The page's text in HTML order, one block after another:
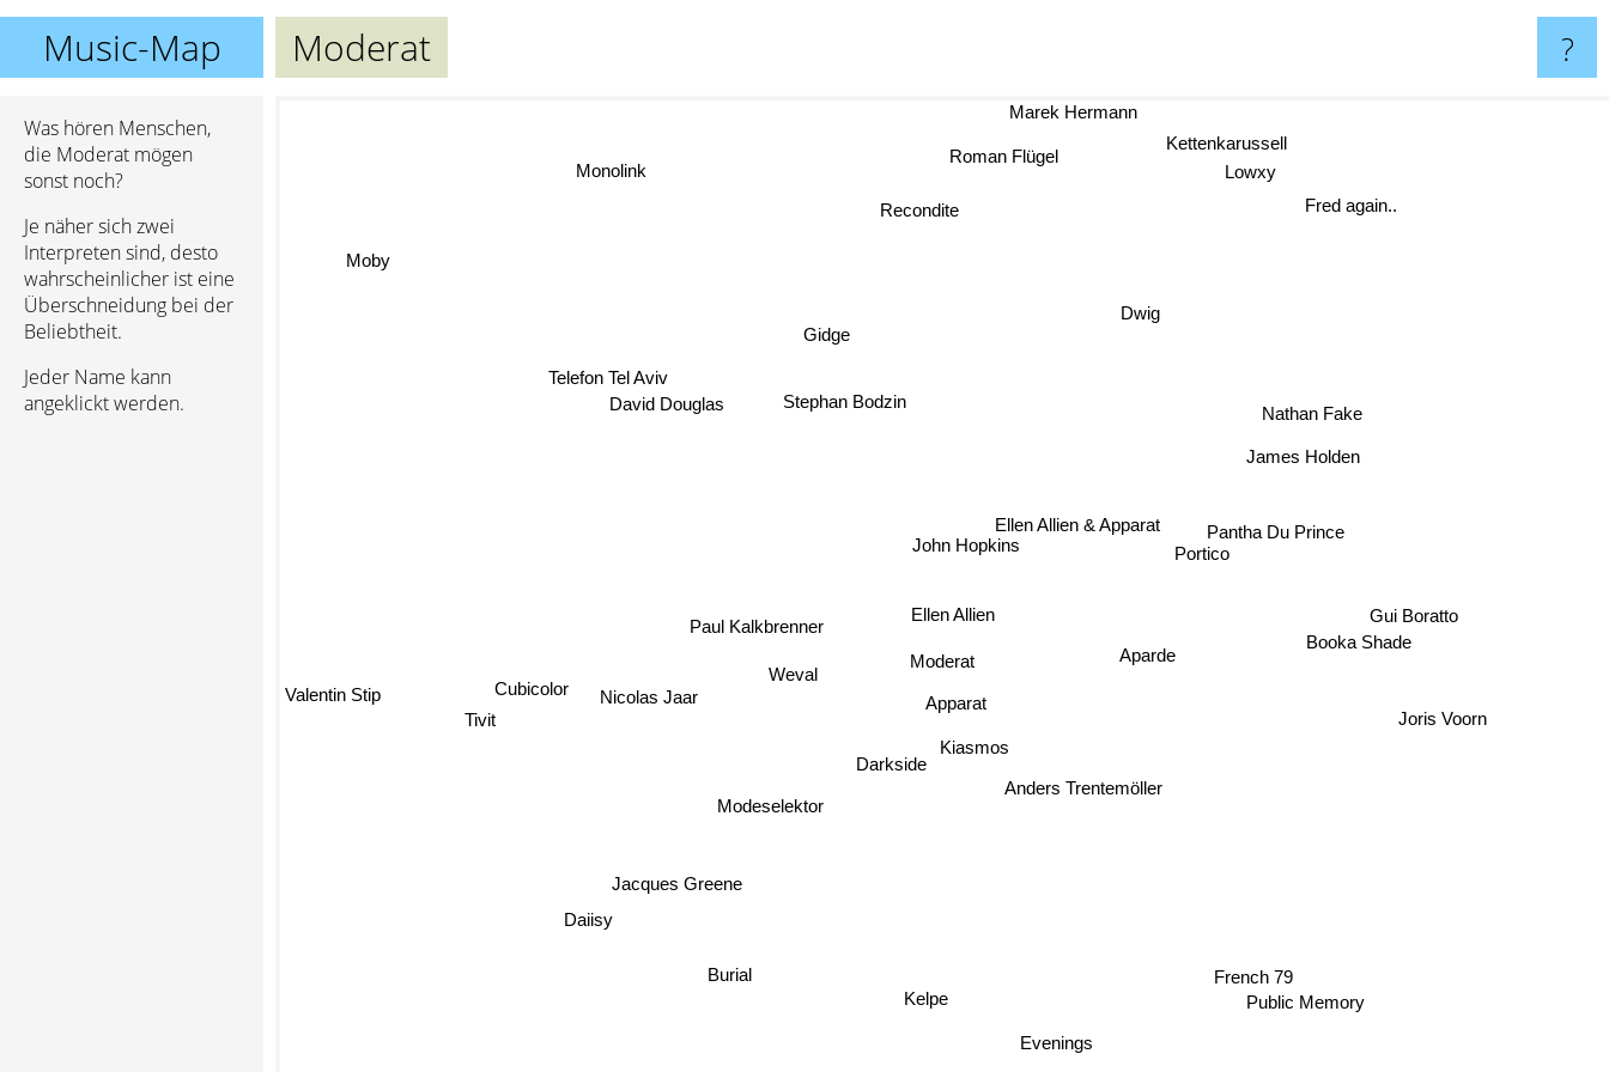
Music-Map Moderat ?
Was hören Menschen,
die Moderat mögen
sonst noch?
Je näher sich zwei
Interpreten sind, desto
wahrscheinlicher ist eine
Überschneidung bei der
Beliebtheit.
Jeder Name kann
angeklickt werden.
Moderat
Apparat
Ellen Allien
Nicolas Jaar
Kiasmos
Modeselektor
Darkside
John Hopkins
Ellen Allien & Apparat
Weval
Aparde
Paul Kalkbrenner
Burial
Kelpe
Anders Trentemöller
Jacques Greene
Portico
Gidge
Tivit
French 79
Booka Shade
Evenings
Telefon Tel Aviv
Cubicolor
Stephan Bodzin
Daiisy
Pantha Du Prince
Dwig
Nathan Fake
David Douglas
Public Memory
Gui Boratto
Monolink
Recondite
Fred again..
Roman Flügel
Moby
Lowxy
Marek Hermann
Kettenkarussell
Valentin Stip